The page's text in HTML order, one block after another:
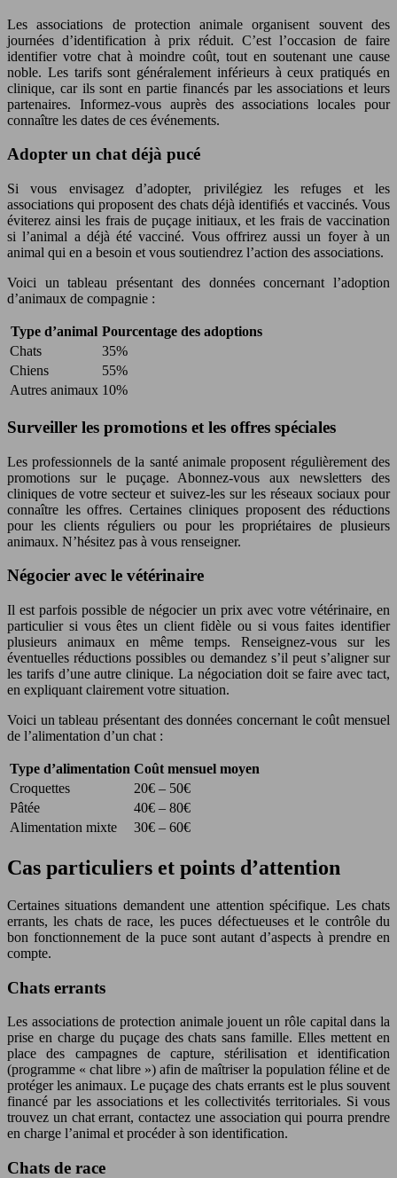
Les associations de protection animale organisent souvent des
journées d’identification à prix réduit. C’est l’occasion de faire
identifier votre chat à moindre coût, tout en soutenant une cause
noble. Les tarifs sont généralement inférieurs à ceux pratiqués en
clinique, car ils sont en partie financés par les associations et leurs
partenaires. Informez-vous auprès des associations locales pour
connaître les dates de ces événements.
Adopter un chat déjà pucé
Si vous envisagez d’adopter, privilégiez les refuges et les
associations qui proposent des chats déjà identifiés et vaccinés. Vous
éviterez ainsi les frais de puçage initiaux, et les frais de vaccination
si l’animal a déjà été vacciné. Vous offrirez aussi un foyer à un
animal qui en a besoin et vous soutiendrez l’action des associations.
Voici un tableau présentant des données concernant l’adoption
d’animaux de compagnie :
Type d’animal Pourcentage des adoptions
Chats
35%
Chiens
55%
Autres animaux 10%
Surveiller les promotions et les offres spéciales
Les professionnels de la santé animale proposent régulièrement des
promotions sur le puçage. Abonnez-vous aux newsletters des
cliniques de votre secteur et suivez-les sur les réseaux sociaux pour
connaître les offres. Certaines cliniques proposent des réductions
pour les clients réguliers ou pour les propriétaires de plusieurs
animaux. N’hésitez pas à vous renseigner.
Négocier avec le vétérinaire
Il est parfois possible de négocier un prix avec votre vétérinaire, en
particulier si vous êtes un client fidèle ou si vous faites identifier
plusieurs animaux en même temps. Renseignez-vous sur les
éventuelles réductions possibles ou demandez s’il peut s’aligner sur
les tarifs d’une autre clinique. La négociation doit se faire avec tact,
en expliquant clairement votre situation.
Voici un tableau présentant des données concernant le coût mensuel
de l’alimentation d’un chat :
Type d’alimentation Coût mensuel moyen
Croquettes
20€ – 50€
Pâtée
40€ – 80€
Alimentation mixte
30€ – 60€
Cas particuliers et points d’attention
Certaines situations demandent une attention spécifique. Les chats
errants, les chats de race, les puces défectueuses et le contrôle du
bon fonctionnement de la puce sont autant d’aspects à prendre en
compte.
Chats errants
Les associations de protection animale jouent un rôle capital dans la
prise en charge du puçage des chats sans famille. Elles mettent en
place des campagnes de capture, stérilisation et identification
(programme « chat libre ») afin de maîtriser la population féline et de
protéger les animaux. Le puçage des chats errants est le plus souvent
financé par les associations et les collectivités territoriales. Si vous
trouvez un chat errant, contactez une association qui pourra prendre
en charge l’animal et procéder à son identification.
Chats de race